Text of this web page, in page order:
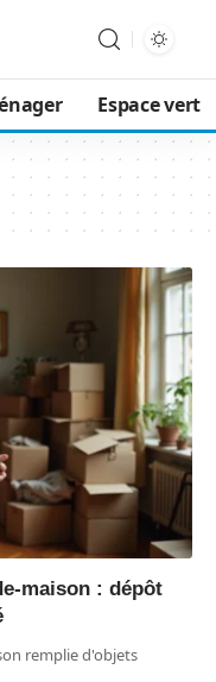
Espace vert
maison : dépôt
remplie d'objets